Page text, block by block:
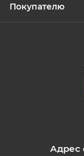
Покупателю
Адрес